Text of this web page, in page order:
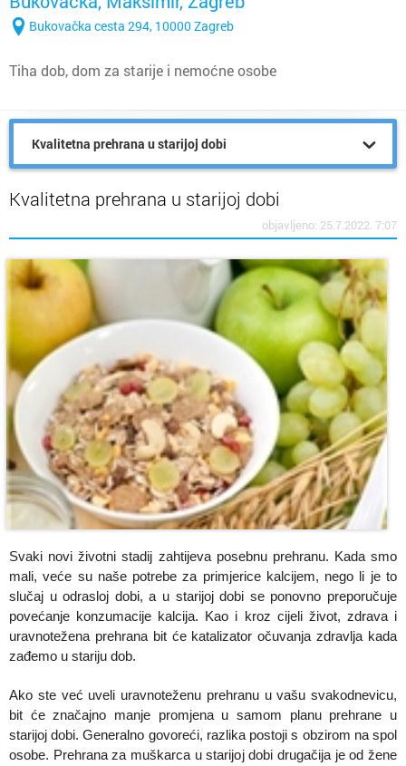
Bukovačka cesta 294, 10000 Zagreb
Tiha dob, dom za starije i nemoćne osobe
Kvalitetna prehrana u starijoj dobi
Kvalitetna prehrana u starijoj dobi
objavljeno: 25.7.2022. 7:07
Svaki novi životni stadij zahtijeva posebnu prehranu. Kada smo
mali, veće su naše potrebe za primjerice kalcijem, nego li je to
slučaj u odrasloj dobi, a u starijoj dobi se ponovno preporučuje
povećanje konzumacije kalcija. Kao i kroz cijeli život, zdrava i
uravnotežena prehrana bit će katalizator očuvanja zdravlja kada
zađemo u stariju dob.
Ako ste već uveli uravnoteženu prehranu u vašu svakodnevicu,
bit će značajno manje promjena u samom planu prehrane u
starijoj dobi. Generalno govoreći, razlika postoji s obzirom na spol
osobe. Prehrana za muškarca u starijoj dobi drugačija je od žene